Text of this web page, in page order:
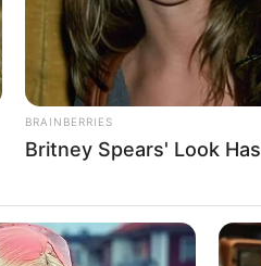
BRAINBERRIES
Britney Spears' Look